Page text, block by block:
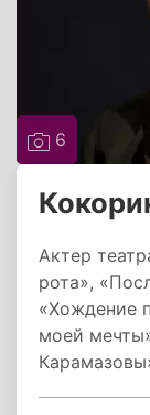
6
Актер
рота»,
«Хождение
моей